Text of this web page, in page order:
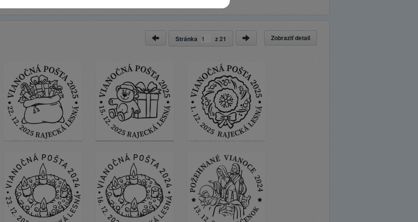
Zobraziť detail
Stránka z21